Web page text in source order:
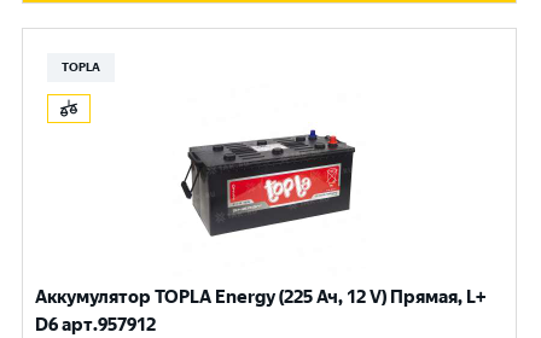
TOPLA
Аккумулятор TOPLA Energy (225 Ач, 12 V) Прямая, L+
D6 арт.957912